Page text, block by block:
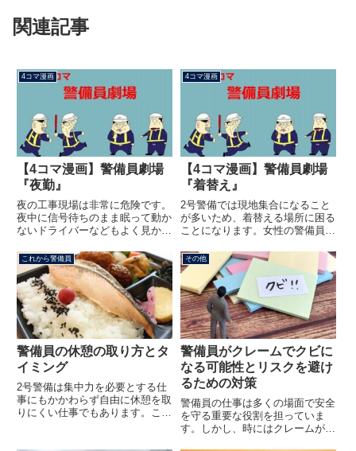
関連記事
4コマ漫画
【4コマ漫画】警備員劇場
『夜勤』
夜の工事現場は非常に危険です。
夜中に信号待ちのまま眠って動か
ないドライバーなどもよく見かけ
ドも出ていますので、重大事故に
つながる可能性も高まります。夜
勤をする場合は十二分に注意を怠
らないようにしましょう。4コ
マ...
4コマ漫画
【4コマ漫画】警備員劇場
『着替え』
2号警備では現地集合になること
が多いため、着替える場所に困る
ことになります。女性の警備員の
替えることが多いようですが、ほ
とんどの男性警備員は現地で着替
えています。公衆の面前でパンツ
一丁だと通報されてもしかたが
な...
これから警備員
警備員の休憩の取り方とタ
イミング
2号警備は集中力を必要とする仕
事にもかかわらず自由に休憩を取
りにくい仕事でもあります。ここ
その他
警備員がクレームでクビに
なる可能性とリスクを避け
るための対策
警備員の仕事は多くの場面で安全
を守る重要な役割を担っていま
す。しかし、時にはクレームが原